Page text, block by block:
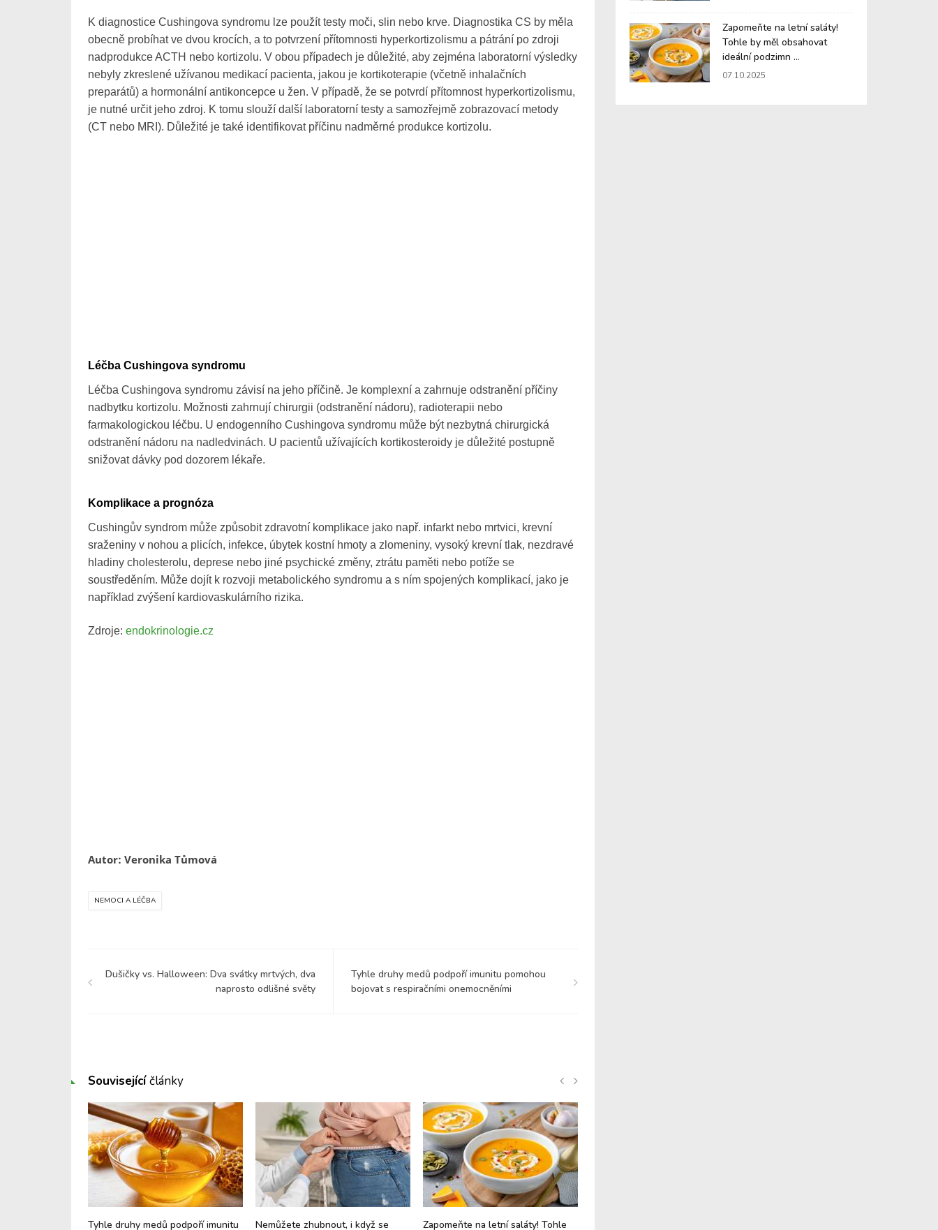
K diagnostice Cushingova syndromu lze použít testy moči, slin nebo krve. Diagnostika CS by měla
obecně probíhat ve dvou krocích, a to potvrzení přítomnosti hyperkortizolismu a pátrání po zdroji
nadprodukce ACTH nebo kortizolu. V obou případech je důležité, aby zejména laboratorní výsledky
nebyly zkreslené užívanou medikací pacienta, jakou je kortikoterapie (včetně inhalačních
preparátů) a hormonální antikoncepce u žen. V případě, že se potvrdí přítomnost hyperkortizolismu,
je nutné určit jeho zdroj. K tomu slouží další laboratorní testy a samozřejmě zobrazovací metody
(CT nebo MRI). Důležité je také identifikovat příčinu nadměrné produkce kortizolu.
Léčba Cushingova syndromu
Léčba Cushingova syndromu závisí na jeho příčině. Je komplexní a zahrnuje odstranění příčiny
nadbytku kortizolu. Možnosti zahrnují chirurgii (odstranění nádoru), radioterapii nebo
farmakologickou léčbu. U endogenního Cushingova syndromu může být nezbytná chirurgická
odstranění nádoru na nadledvinách. U pacientů užívajících kortikosteroidy je důležité postupně
snižovat dávky pod dozorem lékaře.
Komplikace a prognóza
Cushingův syndrom může způsobit zdravotní komplikace jako např. infarkt nebo mrtvici, krevní
sraženiny v nohou a plicích, infekce, úbytek kostní hmoty a zlomeniny, vysoký krevní tlak, nezdravé
hladiny cholesterolu, deprese nebo jiné psychické změny, ztrátu paměti nebo potíže se
soustředěním. Může dojít k rozvoji metabolického syndromu a s ním spojených komplikací, jako je
například zvýšení kardiovaskulárního rizika.
Zdroje: endokrinologie.cz
Autor: Veronika Tůmová
NEMOCI A LÉČBA
Dušičky vs. Halloween: Dva svátky mrtvých, dva
naprosto odlišné světy
Tyhle druhy medů podpoří imunitu pomohou
bojovat s respiračními onemocněními
Zapomeňte na letní saláty!
Tohle by měl obsahovat
ideální podzimn ...
07.10.2025
Souvisejícíčlánky
Tyhle druhy medů podpoří imunitu Nemůžete zhubnout, i když se Zapomeňte na letní saláty! Tohle